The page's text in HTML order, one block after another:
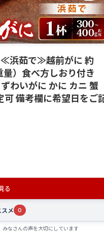
≪浜茹で≫越前がに 約
）食べ方しおり付き
わいがに かに カニ 蟹
可 備考欄に希望日をご
る
メ 0
なさんの声を大切にしています